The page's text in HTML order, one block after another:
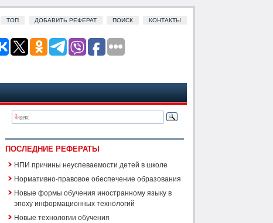
ТОП ДОБАВИТЬ РЕФЕРАТ ПОИСК КОНТАКТЫ
ПОСЛЕДНИЕ РЕФЕРАТЫ
НПИ причины неуспеваемости детей в школе
Нормативно-правовое обеспечение образования
Новые формы обучения иностранному языку в
эпоху информационных технологий
Новые технологии обучения